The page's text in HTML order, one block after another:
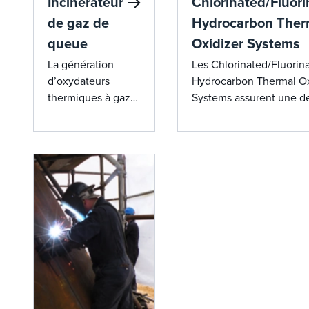
de gaz de
queue
La génération
d’oxydateurs
thermiques à gaz
Zink offre une
révolutionnaire et
une conformité
environnementale,
réduisant ainsi les
coûts de carburant
et les émissions.
Hydrocarbon
Oxidizer Systems
Les Chlorinated/
Hydrocarbon Thermal
Systems assurent une
chlorés, assurant une